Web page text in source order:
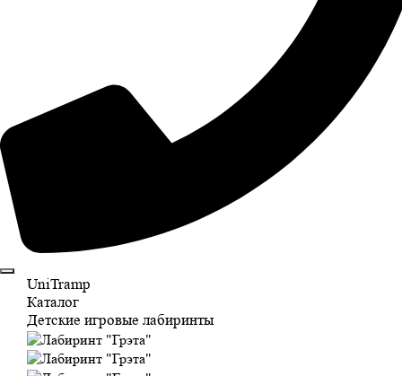
UniTramp
Каталог
Детские игровые лабиринты